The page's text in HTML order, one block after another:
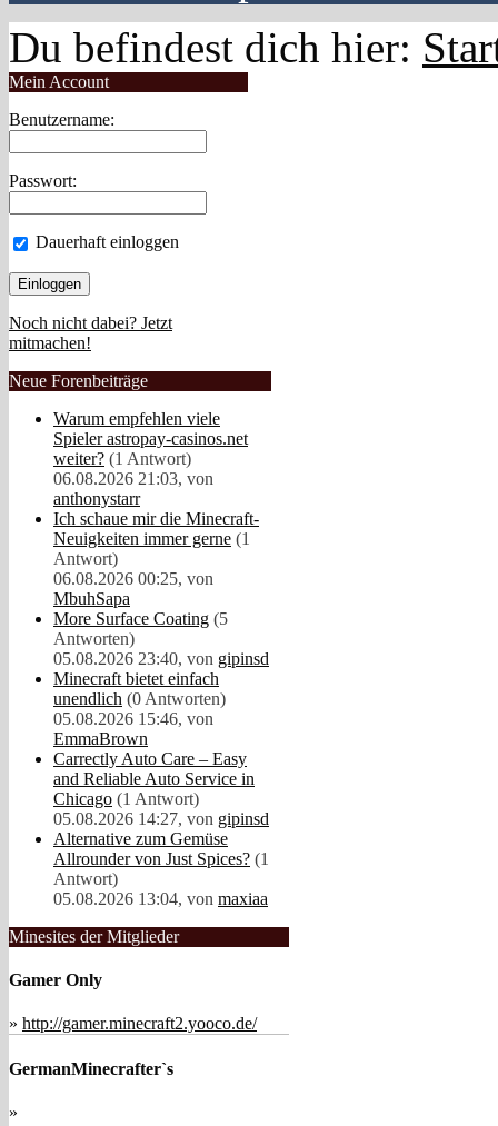
Du befindest dich hier:
Mein Account
Benutzername:
Passwort:
Dauerhaft einloggen
Noch nicht dabei? Jetzt
mitmachen!
Neue Forenbeiträge
Warum empfehlen viele
Spieler astropay-casinos.net
weiter? (1 Antwort)
06.08.2026 21:03, von
anthonystarr
Ich schaue mir die Minecraft-
Neuigkeiten immer gerne (1
Antwort)
06.08.2026 00:25, von
MbuhSapa
More Surface Coating (5
Antworten)
05.08.2026 23:40, von gipinsd
Minecraft bietet einfach
unendlich (0 Antworten)
05.08.2026 15:46, von
EmmaBrown
Carrectly Auto Care – Easy
and Reliable Auto Service in
Chicago (1 Antwort)
05.08.2026 14:27, von gipinsd
Alternative zum Gemüse
Allrounder von Just Spices? (1
Antwort)
05.08.2026 13:04, von maxiaa
Minesites der Mitglieder
Gamer Only
» http://gamer.minecraft2.yooco.de/
GermanMinecrafter`s
»